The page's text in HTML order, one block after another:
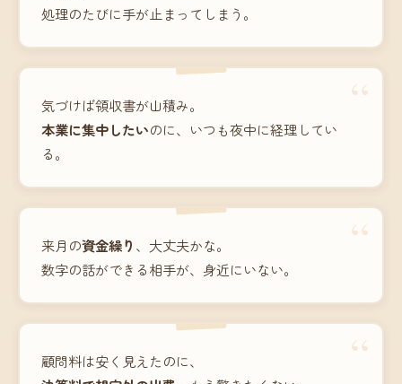
処理のたびに手が止まってしまう。
“
気づけば領収書が山積み。
本業に集中したいのに、いつも夜中に経理してい
る。
“
来月の資金繰り 、大丈夫かな。
数字の話ができる相手が、身近にいない。
“
顧問料は安く見えたのに、